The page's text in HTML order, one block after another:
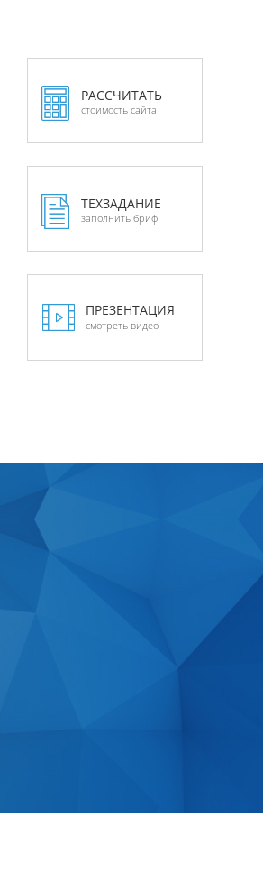
РАССЧИТАТЬ
стоимость сайта
ТЕХЗАДАНИЕ
заполнить бриф
ПРЕЗЕНТАЦИЯ
смотреть видео